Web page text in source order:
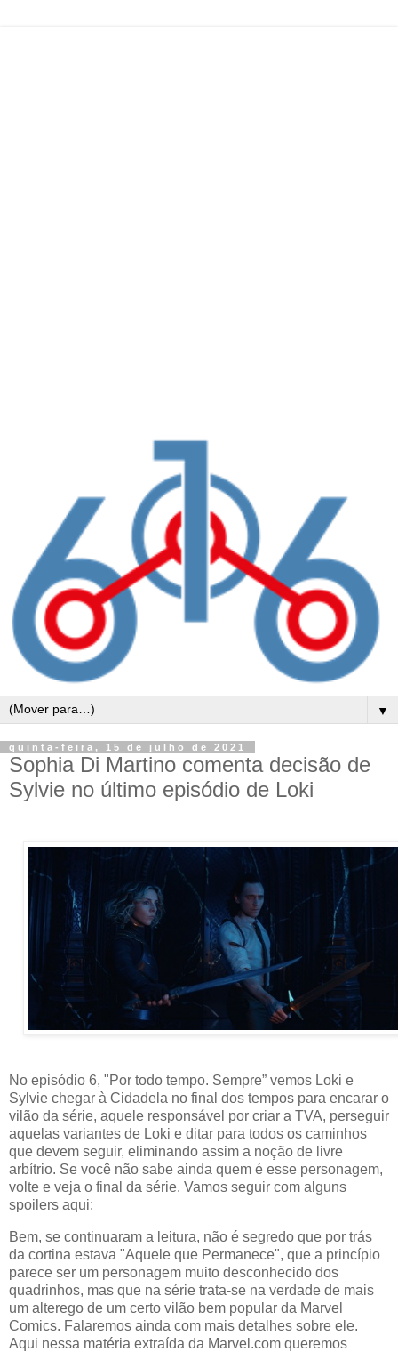
▼
quinta-feira, 15 de julho de 2021
Sophia Di Martino comenta decisão de
Sylvie no último episódio de Loki
No episódio 6, "Por todo tempo. Sempre” vemos Loki e
Sylvie chegar à Cidadela no final dos tempos para encarar o
vilão da série, aquele responsável por criar a TVA, perseguir
aquelas variantes de Loki e ditar para todos os caminhos
que devem seguir, eliminando assim a noção de livre
arbítrio. Se você não sabe ainda quem é esse personagem,
volte e veja o final da série. Vamos seguir com alguns
spoilers aqui:
Bem, se continuaram a leitura, não é segredo que por trás
da cortina estava "Aquele que Permanece", que a princípio
parece ser um personagem muito desconhecido dos
quadrinhos, mas que na série trata-se na verdade de mais
um alterego de um certo vilão bem popular da Marvel
Comics. Falaremos ainda com mais detalhes sobre ele.
Aqui nessa matéria extraída da Marvel.com queremos